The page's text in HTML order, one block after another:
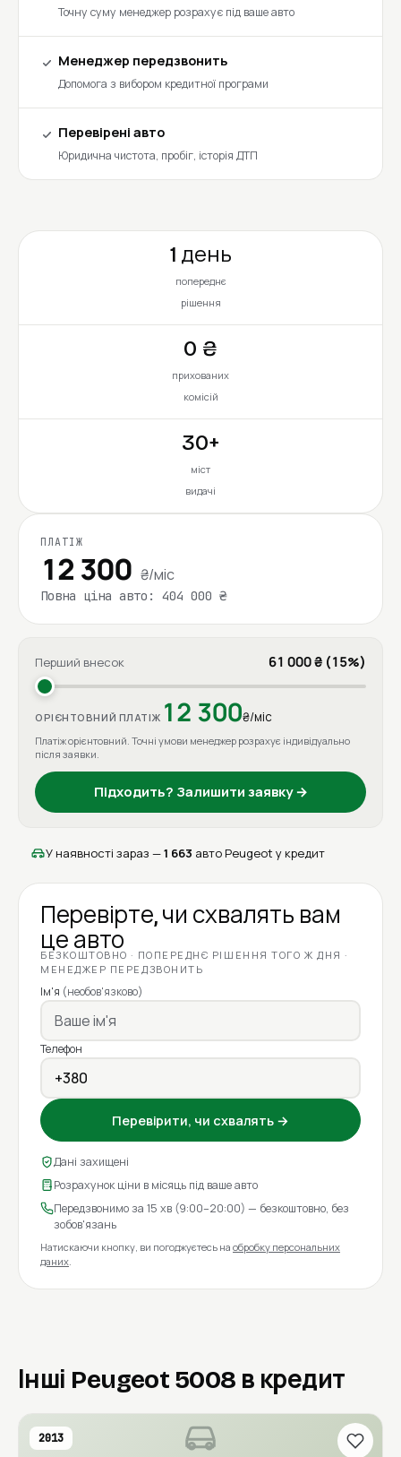
Точну суму менеджер розрахує під ваше авто
Менеджер передзвонить
Допомога з вибором кредитної програми
Перевірені авто
Юридична чистота, пробіг, історія ДТП
1 день
попереднє
рішення
0 ₴
прихованих
комісій
30+
міст
видачі
ПЛАТІЖ
12 300 ₴/міс
Повна ціна авто: 404 000 ₴
Перший внесок 61 000 ₴ (15%)
ОРІЄНТОВНИЙ ПЛАТІЖ 12 300₴/міс
Платіж орієнтовний. Точні умови менеджер розрахує індивідуально
після заявки.
Підходить? Залишити заявку →
У наявності зараз —1 663 авто Peugeot у кредит
Перевірте, чи схвалять вам
це авто
БЕЗКОШТОВНО · ПОПЕРЕДНЄ РІШЕННЯ ТОГО Ж ДНЯ ·
МЕНЕДЖЕР ПЕРЕДЗВОНИТЬ
Ім'я (необов'язково)
Телефон
Перевірити, чи схвалять →
Дані захищені
Розрахунок ціни в місяць під ваше авто
Передзвонимо за 15 хв (9:00–20:00) — безкоштовно, без
зобов'язань
Натискаючи кнопку, ви погоджуєтесь на обробку персональних
даних.
Інші Peugeot 5008 в кредит
2013